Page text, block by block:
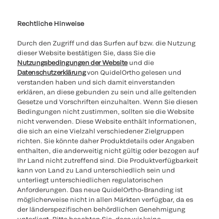
Rechtliche Hinweise
Durch den Zugriff und das Surfen auf bzw. die Nutzung
dieser Website bestätigen Sie, dass Sie die
Nutzungsbedingungen der Websiteund die
Datenschutzerklärungvon QuidelOrtho gelesen und
verstanden haben und sich damit einverstanden
erklären, an diese gebunden zu sein und alle geltenden
Gesetze und Vorschriften einzuhalten. Wenn Sie diesen
Bedingungen nicht zustimmen, sollten sie die Website
nicht verwenden. Diese Website enthält Informationen,
die sich an eine Vielzahl verschiedener Zielgruppen
richten. Sie könnte daher Produktdetails oder Angaben
enthalten, die anderweitig nicht gültig oder bezogen auf
Ihr Land nicht zutreffend sind. Die Produktverfügbarkeit
kann von Land zu Land unterschiedlich sein und
unterliegt unterschiedlichen regulatorischen
Anforderungen. Das neue QuidelOrtho-Branding ist
möglicherweise nicht in allen Märkten verfügbar, da es
der länderspezifischen behördlichen Genehmigung